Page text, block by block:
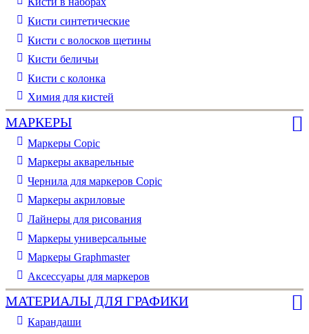
Кисти синтетические
Кисти с волосков щетины
Кисти беличьи
Кисти с колонка
Химия для кистей
МАРКЕРЫ
Маркеры Copic
Маркеры акварельные
Чернила для маркеров Copic
Маркеры акриловые
Лайнеры для рисования
Маркеры универсальные
Маркеры Graphmaster
Аксессуары для маркеров
МАТЕРИАЛЫ ДЛЯ ГРАФИКИ
Карандаши